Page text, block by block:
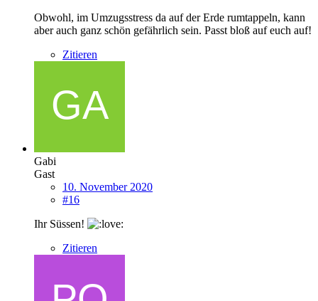
Obwohl, im Umzugsstress da auf der Erde rumtappeln, kann
aber auch ganz schön gefährlich sein. Passt bloß auf euch auf!
Zitieren
Gabi
Gast
10. November 2020
#16
Ihr Süssen!
Zitieren